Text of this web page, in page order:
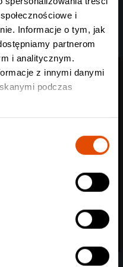
i
Informacje o tym, jak
partnerom
i analitycznym.
z innymi danymi
podczas
07.08.2026)